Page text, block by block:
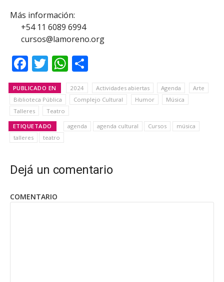
Más información:
+54 11 6089 6994
cursos@lamoreno.org
Facebook
TwitterWhatsApp
PUBLICADO EN 2024 Actividades abiertas Agenda
Arte
Biblioteca Pública
Complejo Cultural Humor
Música
Talleres
Teatro
ETIQUETADO agenda agenda cultural Cursos
música
talleres
teatro
Dejá un comentario
COMENTARIO